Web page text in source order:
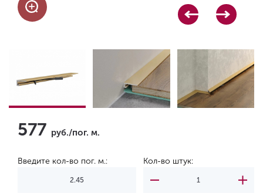
577 руб./пог. м.
Введите кол-во пог. м.: Кол-во штук: